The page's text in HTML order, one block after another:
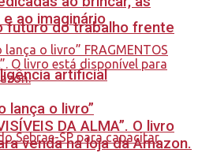
futuro do trabalho frente
artificial
ao imaginário
lança o livro”
DA ALMA”. O livro
venda na loja da Amazon.